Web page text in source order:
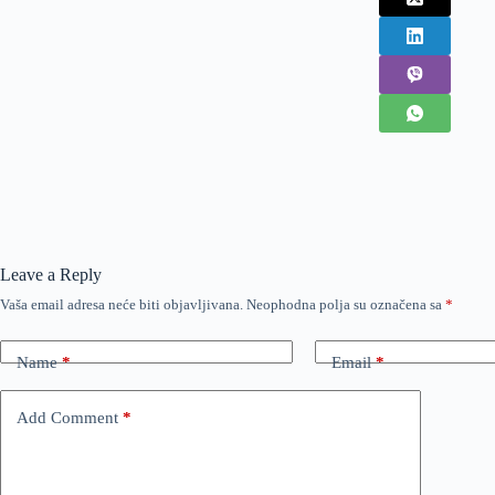
Leave a Reply
Vaša email adresa neće biti objavljivana. Neophodna polja su označena sa *
Name* Email*
Add Comment *